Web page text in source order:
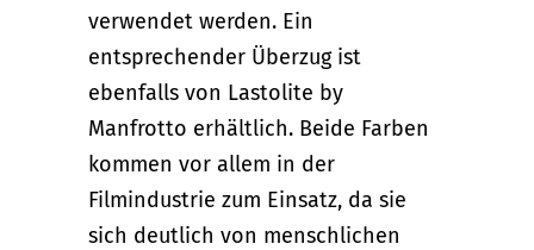
verwendet werden. Ein
entsprechender Überzug ist
ebenfalls von Lastolite by
Manfrotto erhältlich. Beide Farben
kommen vor allem in der
Filmindustrie zum Einsatz, da sie
sich deutlich von menschlichen